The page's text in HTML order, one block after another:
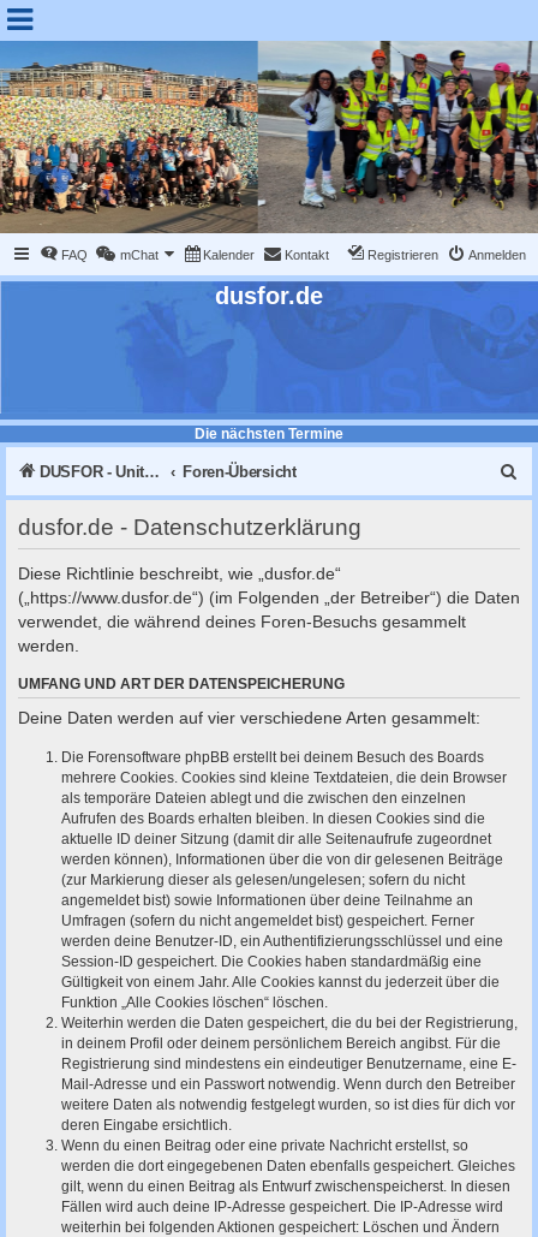
FAQ mChat Kalender Kontakt Anmelden
Registrieren
dusfor.de
Die nächsten Termine
DUSFOR - United Sk8 Nations :: Inline skaten in Düsseldorf Foren-Übersicht
u
dusfor.de - Datenschutzerklärung
Diese Richtlinie beschreibt, wie „dusfor.de“
(„https://www.dusfor.de“) (im Folgenden „der Betreiber“) die Daten
verwendet, die während deines Foren-Besuchs gesammelt
werden.
UMFANG UND ART DER DATENSPEICHERUNG
Deine Daten werden auf vier verschiedene Arten gesammelt:
Die Forensoftware phpBB erstellt bei deinem Besuch des Boards
mehrere Cookies. Cookies sind kleine Textdateien, die dein Browser
als temporäre Dateien ablegt und die zwischen den einzelnen
Aufrufen des Boards erhalten bleiben. In diesen Cookies sind die
aktuelle ID deiner Sitzung (damit dir alle Seitenaufrufe zugeordnet
werden können), Informationen über die von dir gelesenen Beiträge
(zur Markierung dieser als gelesen/ungelesen; sofern du nicht
angemeldet bist) sowie Informationen über deine Teilnahme an
Umfragen (sofern du nicht angemeldet bist) gespeichert. Ferner
werden deine Benutzer-ID, ein Authentifizierungsschlüssel und eine
Session-ID gespeichert. Die Cookies haben standardmäßig eine
Gültigkeit von einem Jahr. Alle Cookies kannst du jederzeit über die
Funktion „Alle Cookies löschen“ löschen.
Weiterhin werden die Daten gespeichert, die du bei der Registrierung,
in deinem Profil oder deinem persönlichem Bereich angibst. Für die
Registrierung sind mindestens ein eindeutiger Benutzername, eine E-
Mail-Adresse und ein Passwort notwendig. Wenn durch den Betreiber
weitere Daten als notwendig festgelegt wurden, so ist dies für dich vor
deren Eingabe ersichtlich.
Wenn du einen Beitrag oder eine private Nachricht erstellst, so
werden die dort eingegebenen Daten ebenfalls gespeichert. Gleiches
gilt, wenn du einen Beitrag als Entwurf zwischenspeicherst. In diesen
Fällen wird auch deine IP-Adresse gespeichert. Die IP-Adresse wird
weiterhin bei folgenden Aktionen gespeichert: Löschen und Ändern